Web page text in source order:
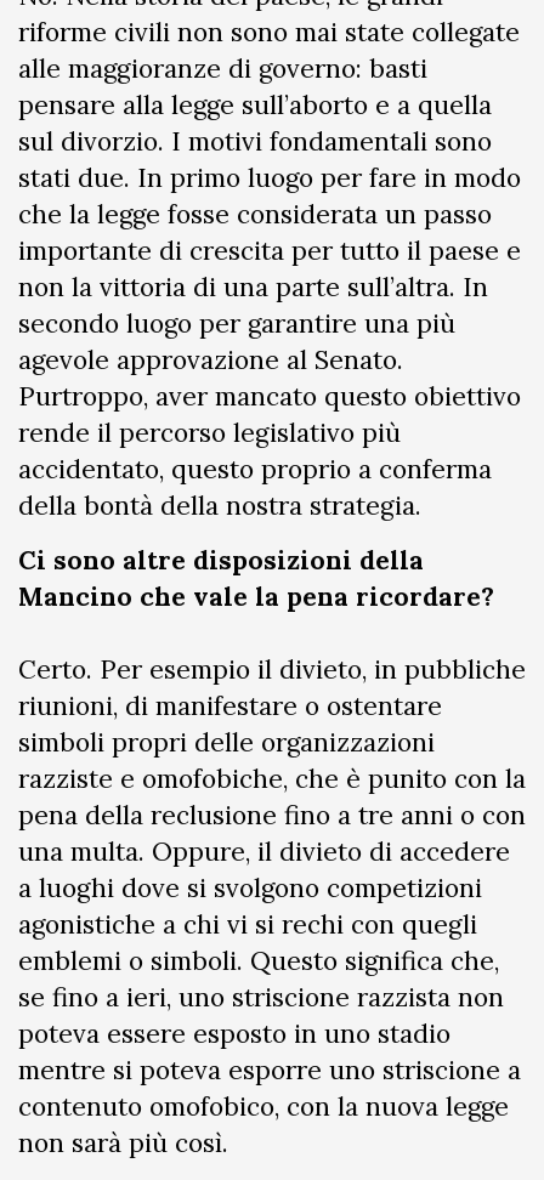
riforme civili non sono mai state collegate
alle maggioranze di governo: basti
pensare alla legge sull’aborto e a quella
sul divorzio. I motivi fondamentali sono
stati due. In primo luogo per fare in modo
che la legge fosse considerata un passo
importante di crescita per tutto il paese e
non la vittoria di una parte sull’altra. In
secondo luogo per garantire una più
agevole approvazione al Senato.
Purtroppo, aver mancato questo obiettivo
rende il percorso legislativo più
accidentato, questo proprio a conferma
della bontà della nostra strategia.
Ci sono altre disposizioni della
Mancino che vale la pena ricordare?
Certo. Per esempio il divieto, in pubbliche
riunioni, di manifestare o ostentare
simboli propri delle organizzazioni
razziste e omofobiche, che è punito con la
pena della reclusione fino a tre anni o con
una multa. Oppure, il divieto di accedere
a luoghi dove si svolgono competizioni
agonistiche a chi vi si rechi con quegli
emblemi o simboli. Questo significa che,
se fino a ieri, uno striscione razzista non
poteva essere esposto in uno stadio
mentre si poteva esporre uno striscione a
contenuto omofobico, con la nuova legge
non sarà più così.